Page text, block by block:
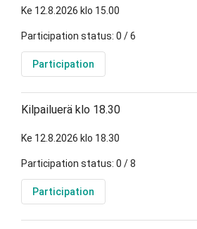
Ke 12.8.2026 klo 15.00
Participation status: 0 / 6
Participation
Kilpailuerä klo 18.30
Ke 12.8.2026 klo 18.30
Participation status: 0 / 8
Participation